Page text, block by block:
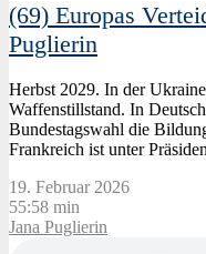
(69) Europas
Puglierin
Herbst 2029. In der
Waffenstillstand. In
Bundestagswahl die
Frankreich ist unter
19. Februar 2026
55:58 min
Jana Puglierin